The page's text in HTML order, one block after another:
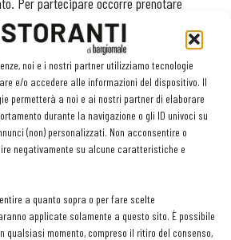
noi e i nostri partner utilizziamo tecnologie
e/o accedere alle informazioni del dispositivo. Il
permetterà a noi e ai nostri partner di elaborare
durante la navigazione o gli ID univoci su
(non) personalizzati. Non acconsentire o
negativamente su alcune caratteristiche e
a quanto sopra o per fare scelte
applicate solamente a questo sito. È possibile
qualsiasi momento, compreso il ritiro del consenso,
(fino a un massimo di 3) direttamente
dell’area Bit4Job, a partire dalle 9.30.
entrambe le tipologie di appuntamento,
perché i posti sono comunque limitati.
si potrà usufruire di altri servizi
a seminari di formazione e
ricerca attiva di lavoro.